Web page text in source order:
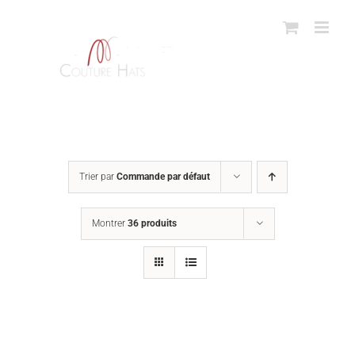
Trier par Commande par défaut
Montrer 36 produits